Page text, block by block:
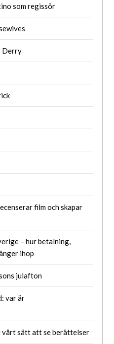
som regissör
Derry
film och skapar
– hur betalning,
ihop
julafton
var är
vårt sätt att se berättelser